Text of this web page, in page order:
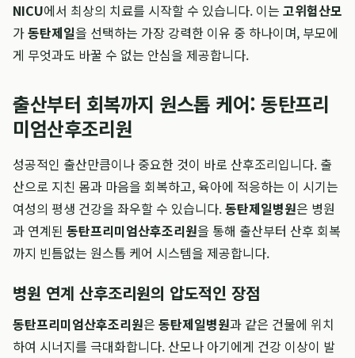
NICU에서 최상의 치료를 시작할 수 있습니다. 이는 고위험산모
가동탄제일을 선택하는 가장 강력한 이유 중 하나이며, 부모에
게 무엇과도 바꿀 수 없는 안심을 제공합니다.
출산부터 회복까지 원스톱 케어: 동탄프리
미엄산후조리원
성공적인 출산만큼이나 중요한 것이 바로 산후조리입니다. 출
산으로 지친 몸과 마음을 회복하고, 육아에 적응하는 이 시기는
여성의 평생 건강을 좌우할 수 있습니다.동탄제일병원은 병원
과 연계된 동탄프리미엄산후조리원을 통해 출산부터 산후 회복
까지 빈틈없는 원스톱 케어 시스템을 제공합니다.
병원 연계 산후조리원의 압도적인 장점
동탄프리미엄산후조리원은 동탄제일병원과 같은 건물에 위치
하여 시너지를 극대화합니다. 산모나 아기에게 건강 이상이 발